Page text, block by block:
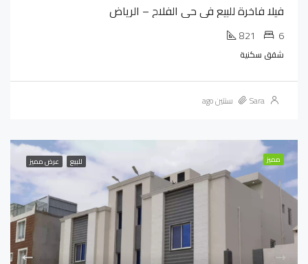
فيلا فاخرة للبيع في حي الفلاح – الرياض
6
821
شقق سكنية
Sara سنتين ago
مميز للبيع عرض مميز